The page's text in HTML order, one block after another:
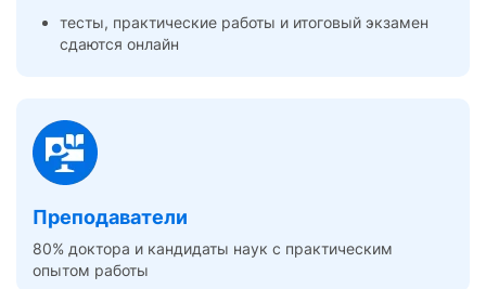
тесты, практические работы и итоговый экзамен
сдаются онлайн
Преподаватели
80% доктора и кандидаты наук с практическим
опытом работы